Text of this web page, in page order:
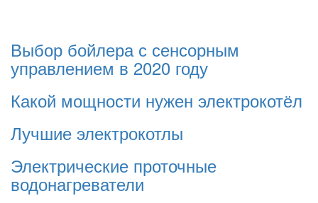
Выбор бойлера с сенсорным
управлением в 2020 году
Какой мощности нужен электрокотёл
Лучшие электрокотлы
Электрические проточные
водонагреватели